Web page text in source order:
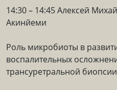
14:30 – 14:45 Алексей
Акинйеми
Роль микробиоты в
воспалительных
трансуретральной